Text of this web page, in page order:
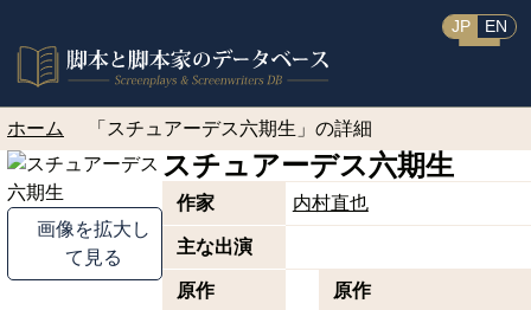
JP EN
ホーム 「スチュアーデス六期生」の詳細
画像を拡大し
て見る
スチュアーデス六期生
作家 内村直也
主な出演
原作 原作